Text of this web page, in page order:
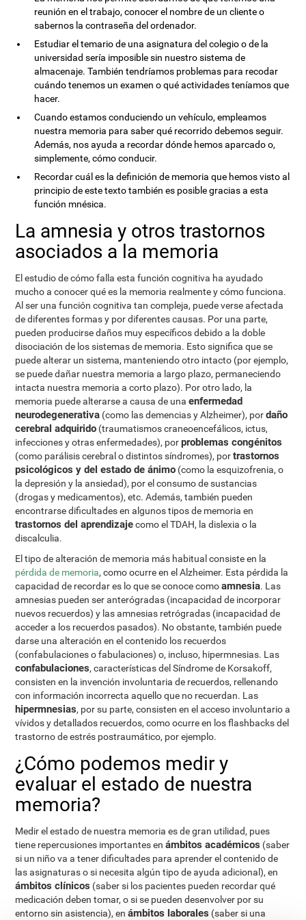
reunión en el trabajo, conocer el nombre de un cliente o
sabernos la contraseña del ordenador.
Estudiar el temario de una asignatura del colegio o de la
universidad sería imposible sin nuestro sistema de
almacenaje. También tendríamos problemas para recodar
cuándo tenemos un examen o qué actividades teníamos que
hacer.
Cuando estamos conduciendo un vehículo, empleamos
nuestra memoria para saber qué recorrido debemos seguir.
Además, nos ayuda a recordar dónde hemos aparcado o,
simplemente, cómo conducir.
Recordar cuál es la definición de memoria que hemos visto al
principio de este texto también es posible gracias a esta
función mnésica.
La amnesia y otros trastornos
asociados a la memoria
El estudio de cómo falla esta función cognitiva ha ayudado
mucho a conocer qué es la memoria realmente y cómo funciona.
Al ser una función cognitiva tan compleja, puede verse afectada
de diferentes formas y por diferentes causas. Por una parte,
pueden producirse daños muy específicos debido a la doble
disociación de los sistemas de memoria. Esto significa que se
puede alterar un sistema, manteniendo otro intacto (por ejemplo,
se puede dañar nuestra memoria a largo plazo, permaneciendo
intacta nuestra memoria a corto plazo). Por otro lado, la
memoria puede alterarse a causa de unaenfermedad
neurodegenerativa (como las demencias y Alzheimer), pordaño
cerebral adquirido (traumatismos craneoencefálicos, ictus,
infecciones y otras enfermedades), porproblemas congénitos
(como parálisis cerebral o distintos síndromes), portrastornos
psicológicos y del estado de ánimo (como la esquizofrenia, o
la depresión y la ansiedad), por el consumo de sustancias
(drogas y medicamentos), etc. Además, también pueden
encontrarse dificultades en algunos tipos de memoria en
trastornos del aprendizajecomo el TDAH, la dislexia o la
discalculia.
El tipo de alteración de memoria más habitual consiste en la
pérdida de memoria, como ocurre en el Alzheimer. Esta pérdida la
capacidad de recordar es lo que se conoce comoamnesia. Las
amnesias pueden ser anterógradas (incapacidad de incorporar
nuevos recuerdos) y las amnesias retrógradas (incapacidad de
acceder a los recuerdos pasados). No obstante, también puede
darse una alteración en el contenido los recuerdos
(confabulaciones o fabulaciones) o, incluso, hipermnesias. Las
confabulaciones, características del Síndrome de Korsakoff,
consisten en la invención involuntaria de recuerdos, rellenando
con información incorrecta aquello que no recuerdan. Las
hipermnesias, por su parte, consisten en el acceso involuntario a
vívidos y detallados recuerdos, como ocurre en los flashbacks del
trastorno de estrés postraumático, por ejemplo.
¿Cómo podemos medir y
evaluar el estado de nuestra
memoria?
Medir el estado de nuestra memoria es de gran utilidad, pues
tiene repercusiones importantes enámbitos académicos (saber
si un niño va a tener dificultades para aprender el contenido de
las asignaturas o si necesita algún tipo de ayuda adicional), en
ámbitos clínicos (saber si los pacientes pueden recordar qué
medicación deben tomar, o si se pueden desenvolver por su
entorno sin asistencia), enámbitos laborales (saber si una